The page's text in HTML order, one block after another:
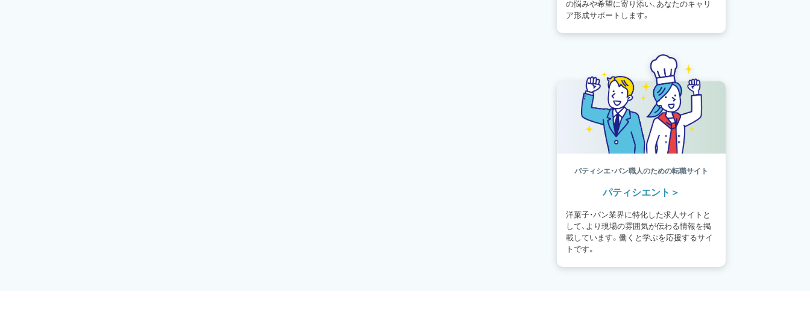
身体のケア
歴史
の悩みや希望に寄り添い、あなたのキャリ
ア形成サポートします。
パティシエ・パン職人のための転職サイト
パティシエント
洋菓子・パン業界に特化した求人サイトと
して、より現場の雰囲気が伝わる情報を掲
載しています。働くと学ぶを応援するサイ
トです。